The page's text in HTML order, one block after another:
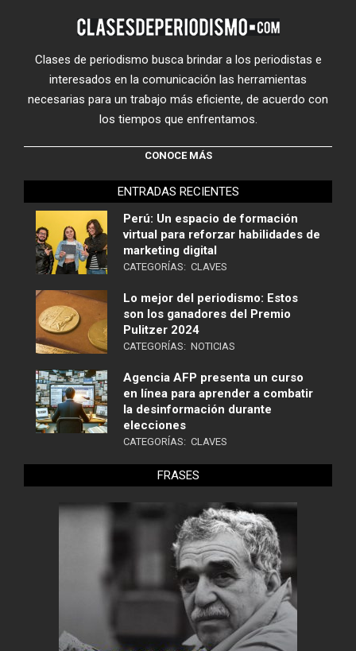
Clases de periodismo busca brindar a los periodistas e
interesados en la comunicación las herramientas
necesarias para un trabajo más eficiente, de acuerdo con
los tiempos que enfrentamos.
CONOCE MÁS
ENTRADAS RECIENTES
Perú: Un espacio de formación
virtual para reforzar habilidades de
marketing digital
CATEGORÍAS: CLAVES
Lo mejor del periodismo: Estos
son los ganadores del Premio
Pulitzer 2024
CATEGORÍAS: NOTICIAS
Agencia AFP presenta un curso
en línea para aprender a combatir
la desinformación durante
elecciones
CATEGORÍAS: CLAVES
FRASES